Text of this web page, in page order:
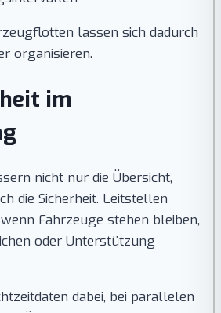
lassen sich dadurch
organisieren.
im
nicht nur die Übersicht,
die Sicherheit. Leitstellen
Fahrzeuge stehen bleiben,
oder Unterstützung
dabei, bei parallelen